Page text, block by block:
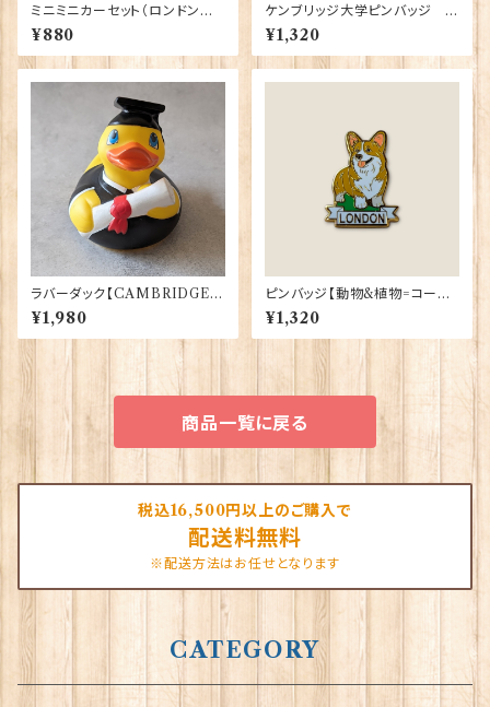
ミニミニカーセット（ロンドンバ
ス＆ブラックキャブ） Elgate Pr
oducts 90322
¥880
ケンブリッジ大学ピンバッジ El
gate Products 90416
¥1,320
ラバーダック【CAMBRIDGE
Uni.卒業生】Elgate Products
90365
¥1,980
ピンバッジ【動物&植物=コーギ
ーロンドン】Tradition 90040
-T1335
¥1,320
商品一覧に戻る
税込16,500円以上のご購入で
配送料無料
※配送方法はお任せとなります
CATEGORY